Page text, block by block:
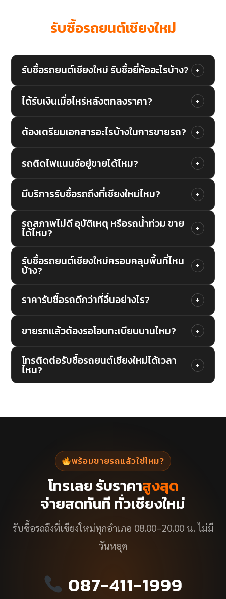
รับซื้อรถยนต์เชียงใหม่
รับซื้อรถยนต์เชียงใหม่ รับซื้อยี่ห้ออะไรบ้าง? +
รับซื้อรถทุกยี่ห้อ ไม่ว่าจะเป็น Toyota, Honda, Isuzu,
Mitsubishi, Ford, Mazda, Nissan, Mercedes-Benz,
BMW, Audi, Volvo และยี่ห้ออื่นๆ ทั้งรถเก๋ง รถกระบะ
ได้รับเงินเมื่อไหร่หลังตกลงราคา? +
เอกสารครบ ไม่รอนาน ไม่มีเช็คล่วงหน้า จ่ายสดหรือ
ต้องเตรียมเอกสารอะไรบ้างในการขายรถ? +
ทะเบียน) (2) บัตรประชาชนเจ้าของรถ (3) กุญแจรถ
เราดูแลเรื่องโอนทะเบียนและเอกสารอื่นๆ ให้ทั้งหมด
รถติดไฟแนนซ์อยู่ขายได้ไหม? +
ได้เลยครับ รถติดไฟแนนซ์ขายได้ เราช่วยปิดไฟแนนซ์
ให้และจ่ายส่วนต่างให้คุณทันที ทีมงานประสานงานกับ
ไฟแนนซ์ให้ทั้งหมด คุณแค่รับเงินส่วนต่างเพียงอย่าง
เดียว
มีบริการรับซื้อรถถึงที่เชียงใหม่ไหม? +
มีบริการรับซื้อรถถึงที่เชียงใหม่ฟรีทุกอำเภอ เมือง
เชียงใหม่ สันกำแพง หางดง สารภี แม่ริม ดอยสะเก็ด
20.00 น. ทุกวัน
รถสภาพไม่ดี อุบัติเหตุ หรือรถน้ำท่วม ขาย
ได้ไหม? +
รับซื้อทุกสภาพ ไม่ว่าจะเป็นรถที่ผ่านอุบัติเหตุ รถน้ำ
ท่วม รถเก่า รถที่ไม่ได้ใช้นาน รถมีปัญหาเครื่องยนต์
รับซื้อรถยนต์เชียงใหม่ครอบคลุมพื้นที่ไหน
บ้าง? +
ครอบคลุมทุกอำเภอในจังหวัดเชียงใหม่ ไม่ว่าจะเป็น
ราคารับซื้อรถดีกว่าที่อื่นอย่างไร? +
เราเป็นผู้ซื้อโดยตรง ไม่ผ่านนายหน้า จึงให้ราคาสูงกว่า
ได้ เปรียบเทียบราคาตลาดแบบเรียลไทม์เพื่อให้คุณได้
ราคาดีที่สุด ไม่มีการหักค่านายหน้าหรือค่าใช้จ่าย
แอบแฝง
ขายรถแล้วต้องรอโอนทะเบียนนานไหม? +
ไม่นานครับ ทีมงานดูแลเรื่องโอนทะเบียนให้ทั้งหมด
คุณแค่เซ็นชื่อรับเงิน ไม่ต้องวุ่นวายกับเรื่องกระดาษ
เอกสารเลยแม้แต่น้อย
โทรติดต่อรับซื้อรถยนต์เชียงใหม่ได้เวลา
ไหน? +
พร้อมขายรถแล้วใช่ไหม?
โทรเลย รับราคาสูงสุด
จ่ายสดทันที ทั่วเชียงใหม่
รับซื้อรถถึงที่เชียงใหม่ทุกอำเภอ 08.00–20.00 น. ไม่มี
วันหยุด
087-411-1999